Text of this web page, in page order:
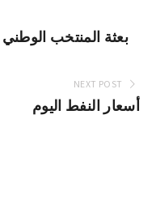
بعثة المنتخب
NEXT POST
أسعار النفط اليوم